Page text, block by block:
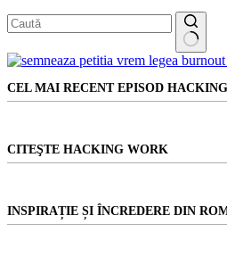
Niciun
CEL MAI RECENT EPISOD
CITEŞTE HACKING WORK
INSPIRAȚIE ȘI ÎNCREDERE DIN